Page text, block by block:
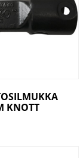
KNOTT